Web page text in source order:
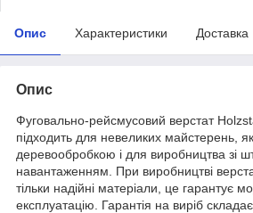
Опис Характеристики Доставка
Опис
Фуговально-рейсмусовий верстат
підходить для невеликих майстерень,
деревообробкою і для виробництва зі
навантаженням. При виробництві
тільки надійні матеріали, це гарантує
експлуатацію. Гарантія на виріб